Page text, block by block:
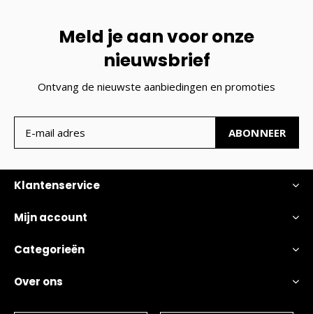
Meld je aan voor onze
nieuwsbrief
Ontvang de nieuwste aanbiedingen en promoties
ABONNEER
Klantenservice
Mijn account
Categorieën
Over ons